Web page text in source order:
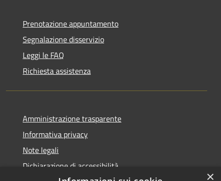
Prenotazione appuntamento
Segnalazione disservizio
Leggi le FAQ
Richiesta assistenza
Amministrazione trasparente
Informativa privacy
Note legali
Dichiarazione di accessibilità
×